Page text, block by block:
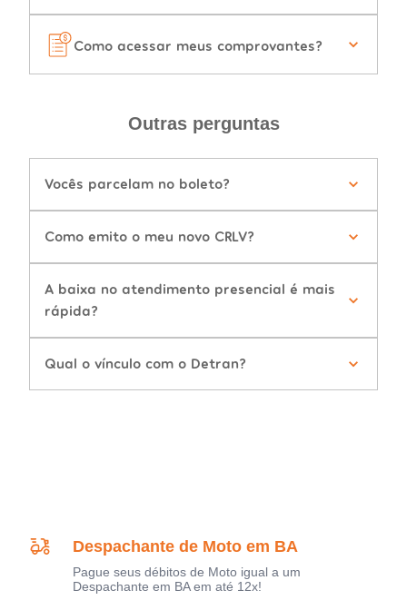
Como acessar meus comprovantes?
Outras perguntas
Vocês parcelam no boleto?
Como emito o meu novo CRLV?
A baixa no atendimento presencial é mais
rápida?
Qual o vínculo com o Detran?
Despachante de Moto em BA
Pague seus débitos de Moto igual a um
Despachante em BA em até 12x!